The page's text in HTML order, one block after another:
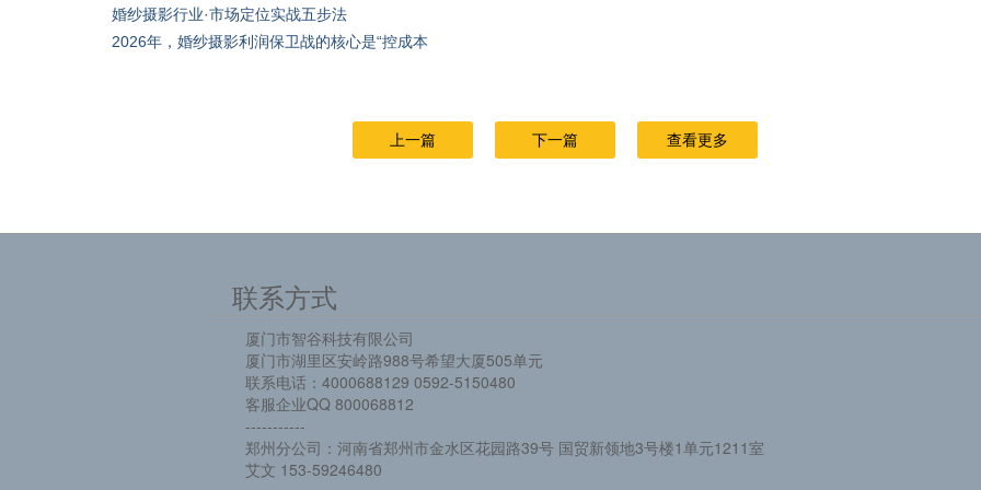
婚纱摄影行业·市场定位实战五步法
2026年，婚纱摄影利润保卫战的核心是“控成本
上一篇 下一篇 查看更多
联系方式
厦门市智谷科技有限公司
厦门市湖里区安岭路988号希望大厦505单元
联系电话：4000688129 0592-5150480
客服企业QQ 800068812
-----------
郑州分公司：河南省郑州市金水区花园路39号 国贸新领地3号楼1单元1211室
艾文 153-59246480